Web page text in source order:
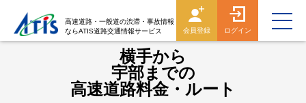
高速道路・一般道の渋滞・事故情報
ならATIS道路交通情報サービス
会員登録 ログイン
横手から
宇部までの
高速道路料金・ルート